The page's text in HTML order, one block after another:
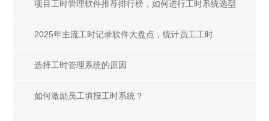
征程
​项目工时管理软件推荐排行榜，如何进行工时系统选型
2025年主流工时记录软件大盘点，统计员工工时
选择工时管理系统的原因
如何激励员工填报工时系统？